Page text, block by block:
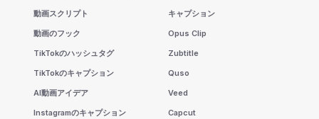
動画スクリプト
動画のフック
TikTokのハッシュタグ
TikTokのキャプション
AI動画アイデア
Instagramのキャプション
キャプション
Opus Clip
Zubtitle
Quso
Veed
Capcut